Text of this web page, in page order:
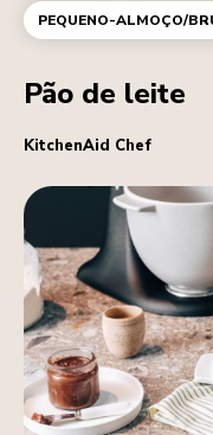
PEQUENO-ALMOÇO/
Pão de leite
KitchenAid Chef